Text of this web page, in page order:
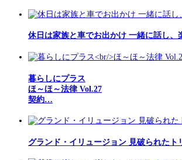
休日は家族と車でお出かけ 一緒に話し、
暮らしにプラス
ほ～ほ～法律 Vol.27
契約…
グランド・イリュージョン 見破られた